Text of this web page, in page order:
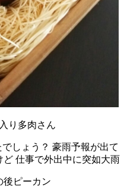
り多肉さん
しょう？ 豪雨予報が出て
仕事で外出中に突如大雨
後ピーカン